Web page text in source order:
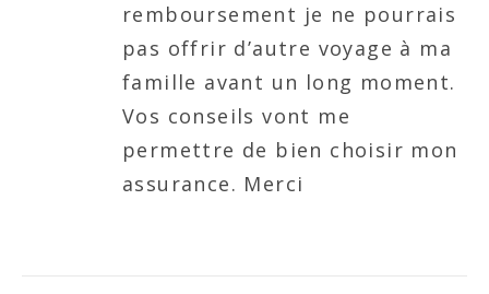
remboursement je ne pourrais
pas offrir d’autre voyage à ma
famille avant un long moment.
Vos conseils vont me
permettre de bien choisir mon
assurance. Merci